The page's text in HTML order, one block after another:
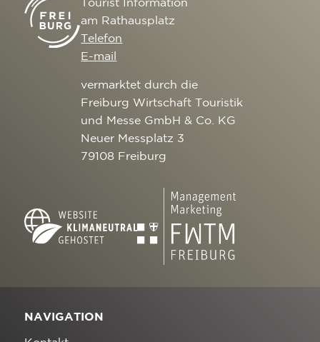
Tourist Information
am Rathausplatz
Telefon
E-mail
vermarktet durch die
Freiburg Wirtschaft Touristik
und Messe GmbH & Co. KG
Neuer Messplatz 3
79108 Freiburg
NAVIGATION